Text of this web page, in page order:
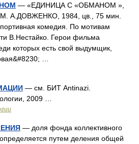
— «ЕДИНИЦА С «ОБМАНОМ »,
А.ДОВЖЕНКО, 1984, цв., 75 мин.
комедия. По мотивам
В.Нестайко. Герои фильма
которых есть свой выдумщик,
…
— см. БИТ Antinazi.
2009 …
— доля фонда коллективного
путем деления общей